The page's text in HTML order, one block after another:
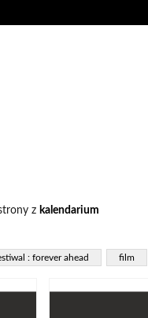
z kalendarium
: forever ahead film